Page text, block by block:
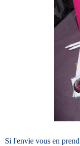
Si l'envie vous en